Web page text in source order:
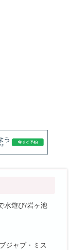
水遊び/岩ヶ池
ジャブ・ミス